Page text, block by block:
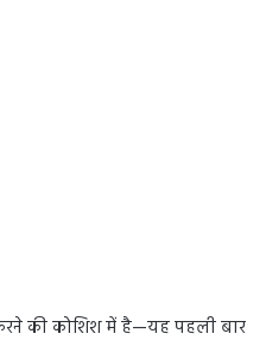
की कोशिश में है—यह पहली बार